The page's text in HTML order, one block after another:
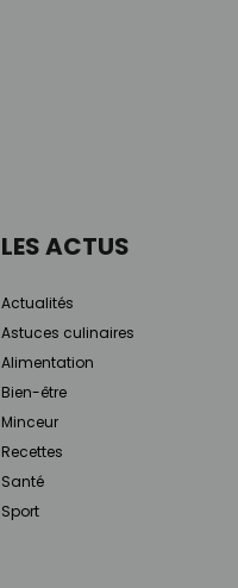
LES ACTUS
Actualités
Astuces culinaires
Alimentation
Bien-être
Minceur
Recettes
Santé
Sport